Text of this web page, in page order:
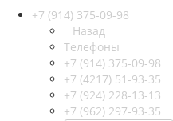
+7 (914) 375-09-98
Назад
Телефоны
+7 (914) 375-09-98
+7 (4217) 51-93-35
+7 (924) 228-13-13
+7 (962) 297-93-35